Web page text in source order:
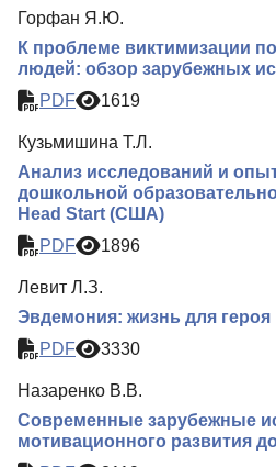
Горфан Я.Ю.
К проблеме виктимизации
людей: обзор зарубежных
PDF
1619
Кузьмишина Т.Л.
Анализ исследований и
дошкольной
Head Start (США)
PDF
1896
Левит Л.З.
Эвдемония: жизнь для героя
PDF
3330
Назаренко В.В.
Современные зарубежные
мотивационного развития